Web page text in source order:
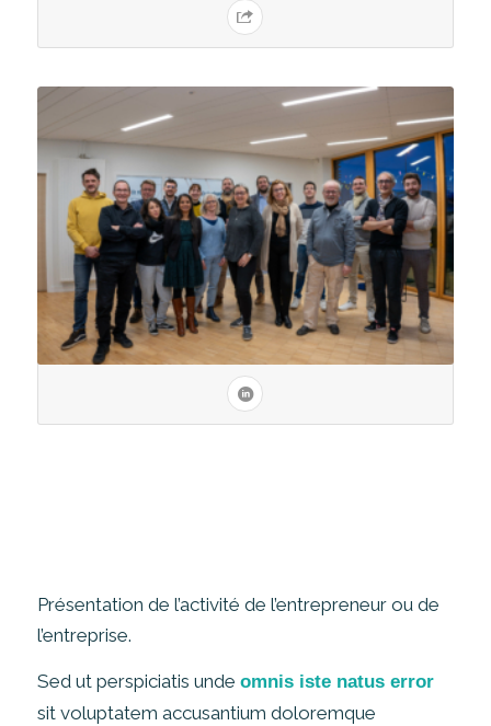
Présentation de l’activité de l’entrepreneur ou de
l’entreprise.
Sed ut perspiciatis unde omnis iste natus error
sit voluptatem accusantium doloremque